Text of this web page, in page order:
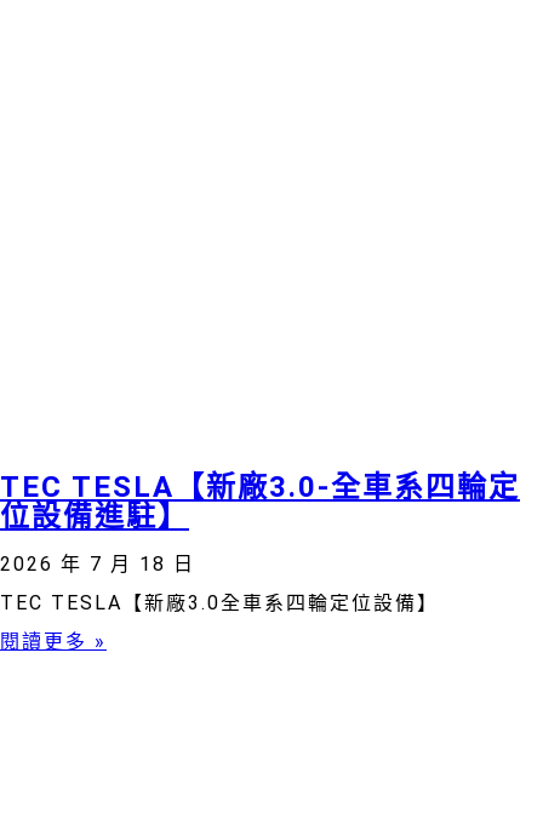
TEC TESLA【新廠3.0-全車系四輪定
位設備進駐】
2026 年 7 月 18 日
TEC TESLA【新廠3.0全車系四輪定位設備】
閱讀更多 »